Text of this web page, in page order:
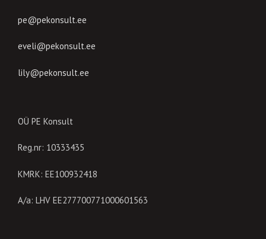
pe@pekonsult.ee
eveli@pekonsult.ee
lily@pekonsult.ee
OÜ PE Konsult
Reg.nr: 10333435
KMRK: EE100932418
A/a: LHV EE277700771000601563